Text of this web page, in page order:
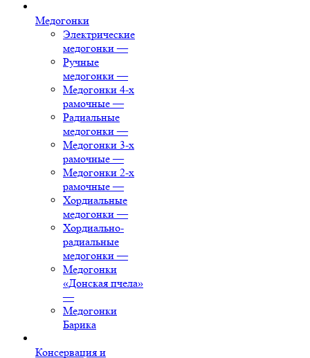
Медогонки
Электрические
медогонки —
Ручные
медогонки —
Медогонки 4-х
рамочные —
Радиальные
медогонки —
Медогонки 3-х
рамочные —
Медогонки 2-х
рамочные —
Хордиальные
медогонки —
Хордиально-
радиальные
медогонки —
Медогонки
«Донская пчела»
—
Медогонки
Барика
Консервация и